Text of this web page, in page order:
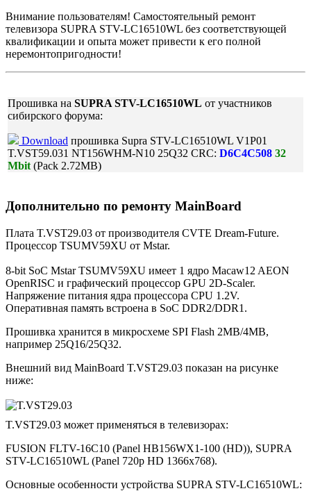
Внимание пользователям! Самостоятельный ремонт
телевизора SUPRA STV-LC16510WL без соответствующей
квалификации и опыта может привести к его полной
неремонтопригодности!
Прошивка на SUPRA STV-LC16510WL от участников
сибирского форума:
Download прошивка Supra STV-LC16510WL V1P01
T.VST59.031 NT156WHM-N10 25Q32 CRC: D6C4C508 32
Mbit (Pack 2.72MB)
Дополнительно по ремонту MainBoard
Плата T.VST29.03 от производителя CVTE Dream-Future.
Процессор TSUMV59XU от Mstar.
8-bit SoC Mstar TSUMV59XU имеет 1 ядро Macaw12 AEON
OpenRISC и графический процессор GPU 2D-Scaler.
Напряжение питания ядра процессора CPU 1.2V.
Оперативная память встроена в SoC DDR2/DDR1.
Прошивка хранится в микросхеме SPI Flash 2MB/4MB,
например 25Q16/25Q32.
Внешний вид MainBoard T.VST29.03 показан на рисунке
ниже:
T.VST29.03 может применяться в телевизорах:
FUSION FLTV-16C10 (Panel HB156WX1-100 (HD)), SUPRA
STV-LC16510WL (Panel 720p HD 1366x768).
Основные особенности устройства SUPRA STV-LC16510WL: